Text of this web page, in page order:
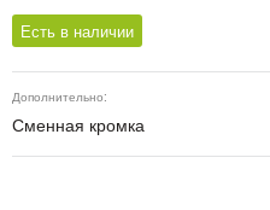
Есть в наличии
Дополнительно:
Сменная кромка